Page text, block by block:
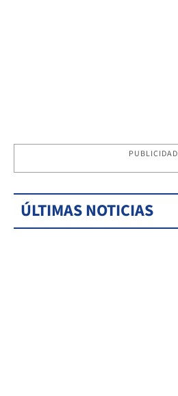
PUBLICIDAD
ÚLTIMAS NOTICIAS